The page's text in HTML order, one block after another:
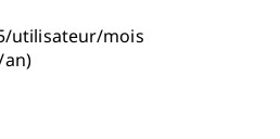
utilisateur/mois
an)